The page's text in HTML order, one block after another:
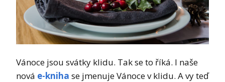
Vánoce jsou svátky klidu. Tak se to říká. I naše
nová e-kniha se jmenuje Vánoce v klidu. A vy teď